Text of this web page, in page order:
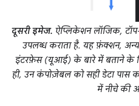
दूसरी इमेज. ऐप्लिकेशन लॉजिक,
उपलब्ध कराता है. यह फ़ंक्शन,
इंटरफ़ेस (यूआई) के बारे में बताने के
ही, उन कंपोज़ेबल को सही डेटा पास
में नीचे की